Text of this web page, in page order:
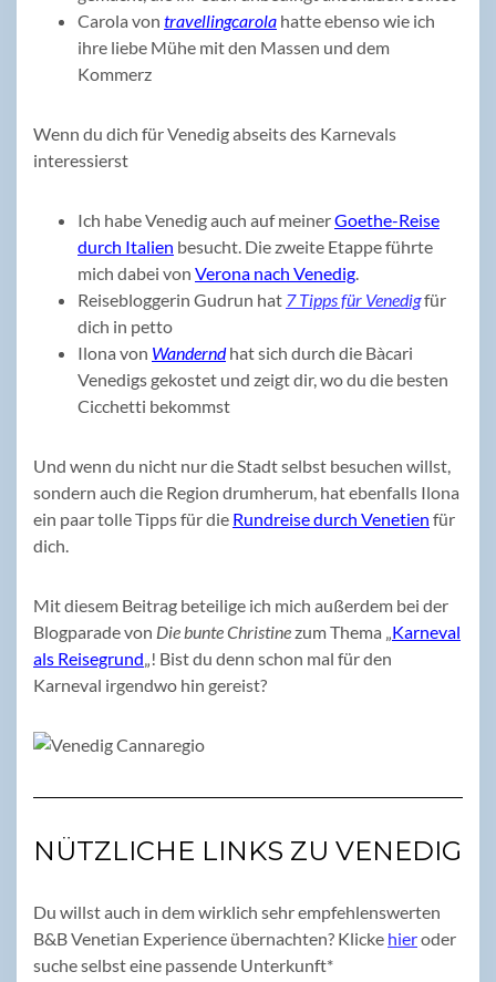
Carola von travellingcarola hatte ebenso wie ich
ihre liebe Mühe mit den Massen und dem
Kommerz
Wenn du dich für Venedig abseits des Karnevals
interessierst
Ich habe Venedig auch auf meinerGoethe-Reise
durch Italien besucht. Die zweite Etappe führte
mich dabei von Verona nach Venedig.
Reisebloggerin Gudrun hat 7 Tipps für Venedigfür
dich in petto
Ilona von Wanderndhat sich durch die Bàcari
Venedigs gekostet und zeigt dir, wo du die besten
Cicchetti bekommst
Und wenn du nicht nur die Stadt selbst besuchen willst,
sondern auch die Region drumherum, hat ebenfalls Ilona
ein paar tolle Tipps für die Rundreise durch Venetien für
dich.
Mit diesem Beitrag beteilige ich mich außerdem bei der
Blogparade von Die bunte Christinezum Thema „Karneval
als Reisegrund„! Bist du denn schon mal für den
Karneval irgendwo hin gereist?
NÜTZLICHE LINKS ZU VENEDIG
Du willst auch in dem wirklich sehr empfehlenswerten
B&B Venetian Experience übernachten? Klicke hieroder
suche selbst eine passende Unterkunft*